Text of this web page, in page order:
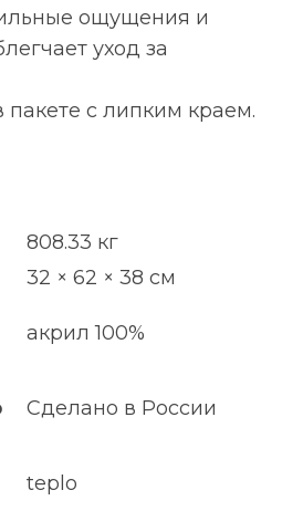
ощущения и
уход за
пакете с липким краем.
808.33 кг
32 × 62 × 38 см
акрил 100%
Сделано в России
teplo